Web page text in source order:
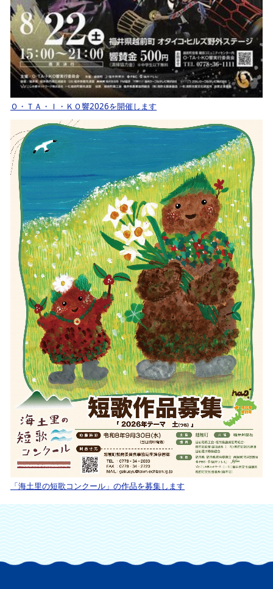
Ｏ・ＴＡ・Ｉ・ＫＯ響2026を開催します
「海土里の短歌コンクール」の作品を募集します